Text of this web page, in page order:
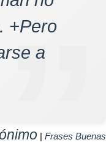
+Pero
a
| Frases Buenas